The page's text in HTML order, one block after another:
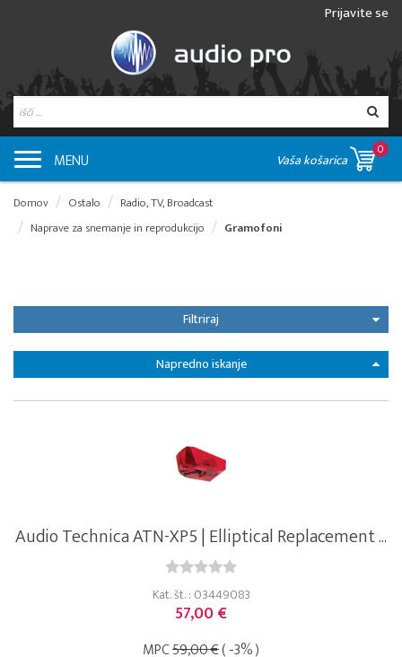
Prijavite se
MENU Vaša košarica
0
Domov Ostalo
Radio, TV, Broadcast
Naprave za snemanje in reprodukcijo
Gramofoni
Filtriraj
Napredno iskanje
Audio Technica ATN-XP5 | Elliptical Replacement ...
Kat. št. : 03449083
57,00 €
MPC59,00 €( -3% )